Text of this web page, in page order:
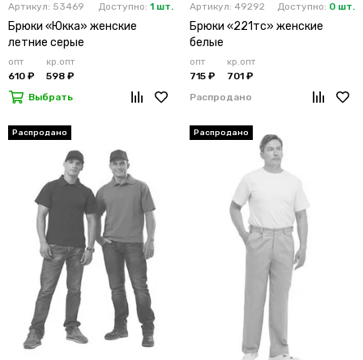
Артикул: 53469 Доступно: 1 шт.
Брюки «Юкка» женские
летние серые
опт
610 ₽
кр.опт
598 ₽
Выбрать
Артикул: 49292 Доступно: 0 шт.
Брюки «221тс» женские
белые
опт
715 ₽
кр.опт
701 ₽
Распродано